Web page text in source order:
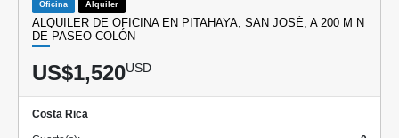
Oficina Alquiler
ALQUILER DE OFICINA EN PITAHAYA, SAN JOSÉ, A 200 M N
DE PASEO COLÓN
US$1,520USD
Costa Rica